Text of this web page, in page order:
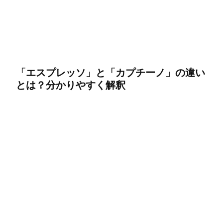
「エスプレッソ」と「カプチーノ」の違い
とは？分かりやすく解釈